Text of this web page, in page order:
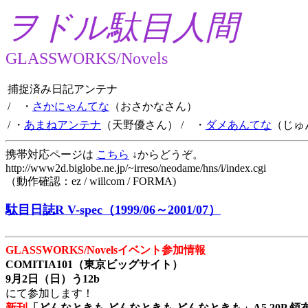
ヲドル駄目人間
GLASSWORKS/Novels
捕捉済み日記アンテナ
/ ・ さかにゃんてな （おさかなさん）
/ ・ あまねアンテナ （天野優さん） / ・ ダメあんてな （じ
携帯対応ページは こちら ↓からどうぞ。
http://www2d.biglobe.ne.jp/~irreso/neodame/hns/i/index.cgi
（動作確認：ez / willcom / FORMA)
駄目日誌R V-spec（1999/06～2001/07）
GLASSWORKS/Novelsイベント参加情報
COMITIA101（東京ビッグサイト）
9月2日（日）う12b
にて参加します！